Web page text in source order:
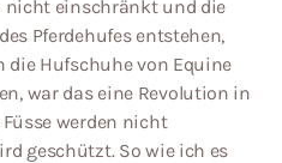
nicht einschränkt und die
Pferdehufes entstehen,
die Hufschuhe von Equine
war das eine Revolution in
werden nicht
geschützt. So wie ich es